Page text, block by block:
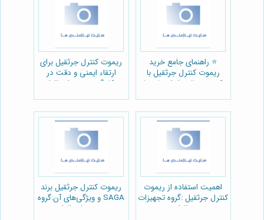
⭐️ راهنمای جامع خرید
ریموت کنترل جرثقیل با
کیفیت عالی: از انتخاب تا
ریموت کنترل جرثقیل برای
ارتقاء ایمنی و دقت در
کار:گروه تجهیزات افرا
اهمیت استفاده از ریموت
کنترل جرثقیل :گروه تجهیزات
افرا
ریموت کنترل جرثقیل برند
SAGA و ویژگی‌های آن:گروه
تجهیزات افرا